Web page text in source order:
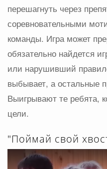
перешагнуть через
соревновательными
команды. Игра может
обязательно найдется
или нарушивший
выбывает, а остальные
Выигрывают те ребята,
цели.
"Поймай свой